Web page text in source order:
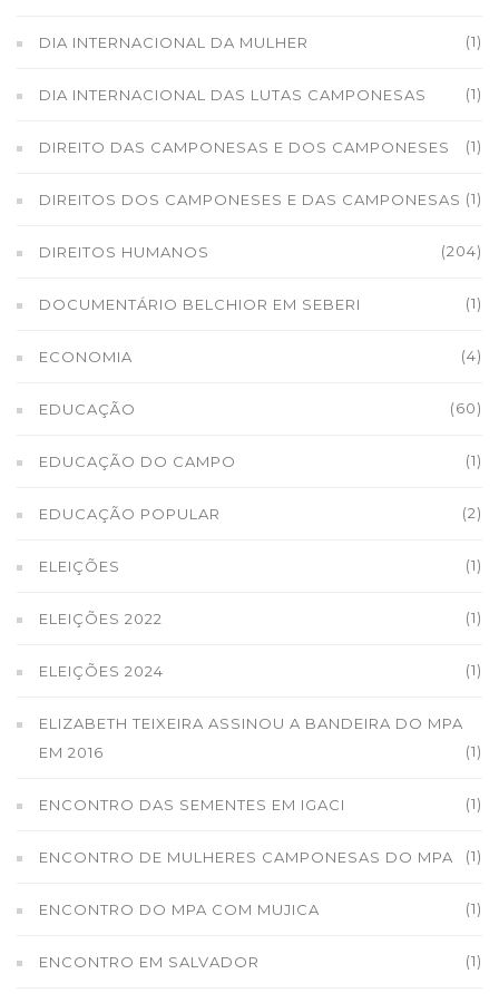
DIA INTERNACIONAL DA MULHER (1)
DIA INTERNACIONAL DAS LUTAS CAMPONESAS (1)
DIREITO DAS CAMPONESAS E DOS CAMPONESES (1)
DIREITOS DOS CAMPONESES E DAS CAMPONESAS (1)
DIREITOS HUMANOS (204)
DOCUMENTÁRIO BELCHIOR EM SEBERI (1)
ECONOMIA (4)
EDUCAÇÃO (60)
EDUCAÇÃO DO CAMPO (1)
EDUCAÇÃO POPULAR (2)
ELEIÇÕES (1)
ELEIÇÕES 2022 (1)
ELEIÇÕES 2024 (1)
ELIZABETH TEIXEIRA ASSINOU A BANDEIRA DO MPA
EM 2016
(1)
ENCONTRO DAS SEMENTES EM IGACI (1)
ENCONTRO DE MULHERES CAMPONESAS DO MPA (1)
ENCONTRO DO MPA COM MUJICA (1)
ENCONTRO EM SALVADOR (1)